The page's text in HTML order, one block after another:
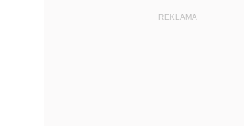
REKLAMA